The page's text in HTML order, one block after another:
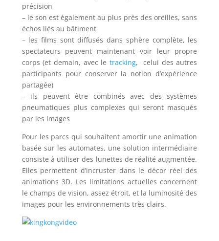
précision
– le son est également au plus près des oreilles, sans
échos liés au bâtiment
– les films sont diffusés dans sphère complète, les
spectateurs peuvent maintenant voir leur propre
corps (et demain, avec le tracking, celui des autres
participants pour conserver la notion d’expérience
partagée)
– ils peuvent être combinés avec des systèmes
pneumatiques plus complexes qui seront masqués
par les images
Pour les parcs qui souhaitent amortir une animation
basée sur les automates, une solution intermédiaire
consiste à utiliser des lunettes de réalité augmentée.
Elles permettent d’incruster dans le décor réel des
animations 3D. Les limitations actuelles concernent
le champs de vision, assez étroit, et la luminosité des
images pour les environnements très clairs.